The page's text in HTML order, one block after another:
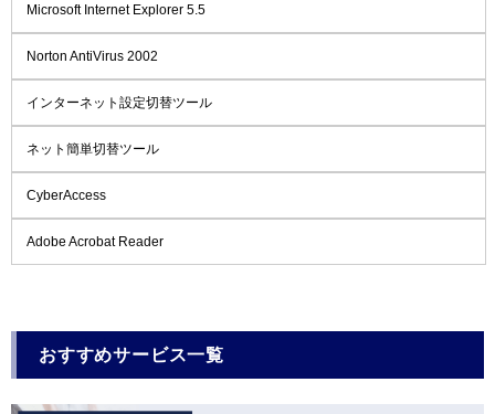
Microsoft Internet Explorer 5.5
Norton AntiVirus 2002
インターネット設定切替ツール
ネット簡単切替ツール
CyberAccess
Adobe Acrobat Reader
おすすめサービス一覧